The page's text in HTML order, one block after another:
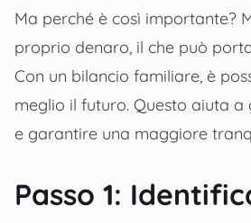
Ma perché è così importante?
proprio denaro, il che può
Con un bilancio familiare, è
meglio il futuro. Questo aiuta
e garantire una maggiore
Passo 1: